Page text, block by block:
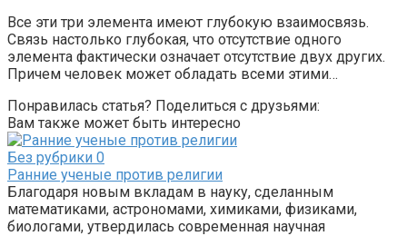
Все эти три элемента имеют глубокую взаимосвязь.
Связь настолько глубокая, что отсутствие одного
элемента фактически означает отсутствие двух других.
Причем человек может обладать всеми этими…
Понравилась статья? Поделиться с друзьями:
Вам также может быть интересно
Без рубрики 0
Ранние ученые против религии
Благодаря новым вкладам в науку, сделанным
математиками, астрономами, химиками, физиками,
биологами, утвердилась современная научная